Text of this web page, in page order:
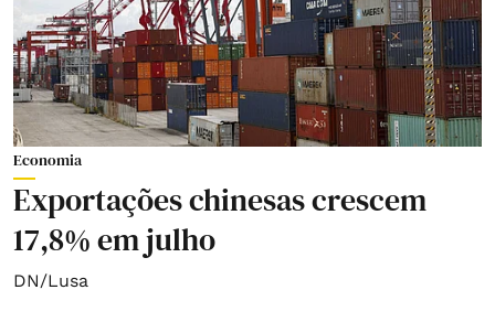
Economia
Exportações chinesas crescem
17,8% em julho
DN/Lusa